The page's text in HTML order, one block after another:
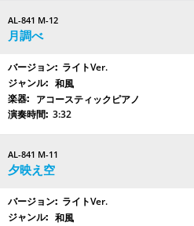
AL-841 M-12
月調べ
ライトVer.
和風
アコースティックピアノ
3:32
AL-841 M-11
夕映え空
ライトVer.
和風